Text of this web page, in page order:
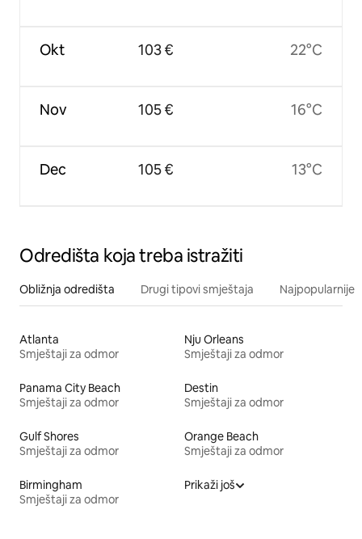
Okt
Nov
Dec
103 €
105 €
105 €
22°C
16°C
13°C
Odredišta koja treba istražiti
Obližnja odredišta Drugi tipovi smještaja Najpopularnije
Atlanta
Smještaji za odmor
Nju Orleans
Smještaji za odmor
Panama City Beach
Smještaji za odmor
Destin
Smještaji za odmor
Gulf Shores
Smještaji za odmor
Orange Beach
Smještaji za odmor
Birmingham
Smještaji za odmor
Prikaži još